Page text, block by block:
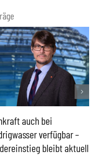
auch bei
verfügbar –
bleibt aktuell